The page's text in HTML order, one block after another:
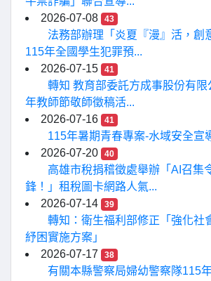
2026-07-08
43
法務部辦理「炎夏『漫』活，創
115年全國學生犯罪預...
2026-07-15
41
轉知 教育部委託方成事股份有
年教師節敬師徵稿活...
2026-07-16
41
115年暑期青春專案-水域安全宣
2026-07-20
40
高雄市稅捐稽徵處舉辦「AI召集
鋒！」租稅圖卡網路人氣...
2026-07-14
39
轉知：衛生福利部修正「強化社
紓困實施方案」
2026-07-17
38
有關本縣警察局婦幼警察隊115